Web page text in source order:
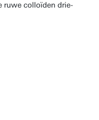
ruwe colloïden drie-